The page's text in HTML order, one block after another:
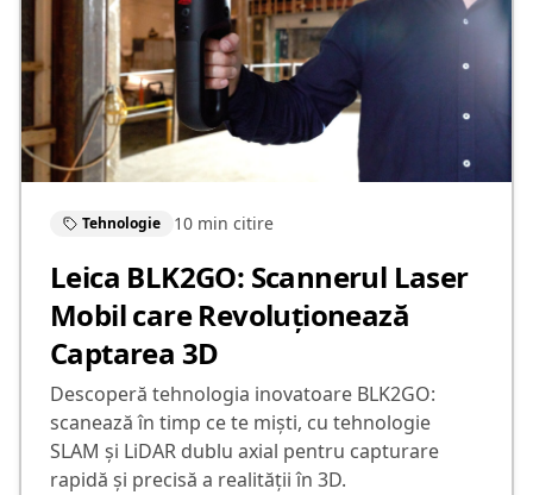
Tehnologie 10 min citire
Leica BLK2GO: Scannerul Laser
Mobil care Revoluționează
Captarea 3D
Descoperă tehnologia inovatoare BLK2GO:
scanează în timp ce te miști, cu tehnologie
SLAM și LiDAR dublu axial pentru capturare
rapidă și precisă a realității în 3D.